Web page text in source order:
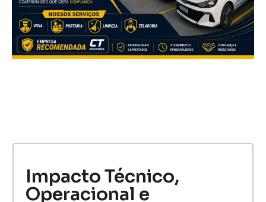
Impacto Técnico,
Operacional e